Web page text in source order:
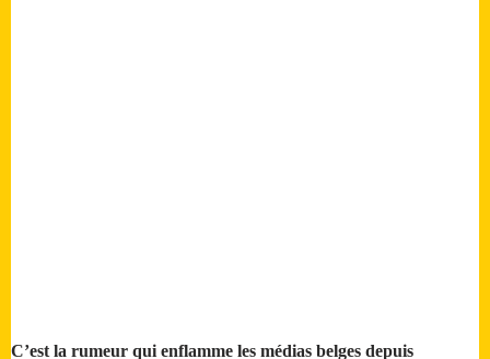
C’est la rumeur qui enflamme les médias belges depuis